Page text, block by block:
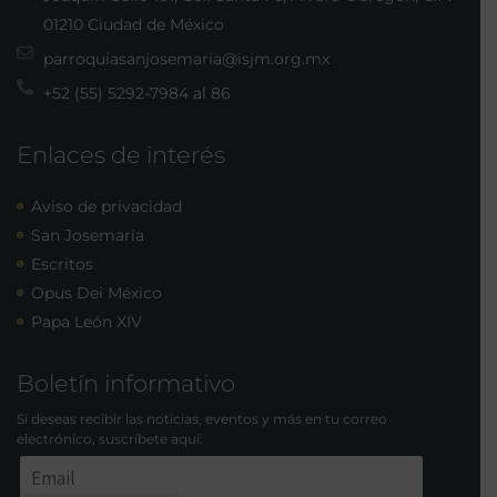
01210 Ciudad de México
parroquiasanjosemaria@isjm.org.mx
+52 (55) 5292-7984 al 86
Enlaces de interés
Aviso de privacidad
San Josemaría
Escritos
Opus Dei México
Papa León XIV
Boletín informativo
Si deseas recibir las noticias, eventos y más en tu correo
electrónico, suscríbete aquí: